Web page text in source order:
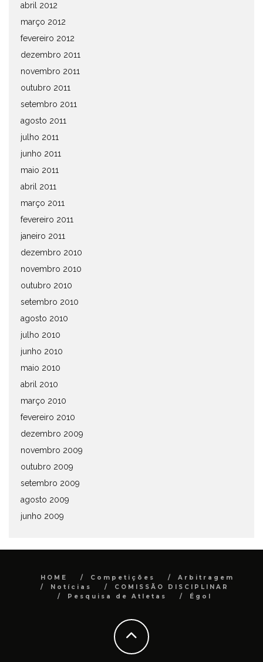
abril 2012
março 2012
fevereiro 2012
dezembro 2011
novembro 2011
outubro 2011
setembro 2011
agosto 2011
julho 2011
junho 2011
maio 2011
abril 2011
março 2011
fevereiro 2011
janeiro 2011
dezembro 2010
novembro 2010
outubro 2010
setembro 2010
agosto 2010
julho 2010
junho 2010
maio 2010
abril 2010
março 2010
fevereiro 2010
dezembro 2009
novembro 2009
outubro 2009
setembro 2009
agosto 2009
junho 2009
HOME Competições
Arbitragem
Notícias
COMISSÃO DISCIPLINAR
Pesquisa de Atletas
Égol